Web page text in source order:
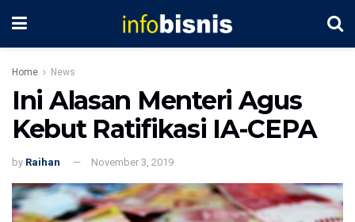
Home News
Ini Alasan Menteri Agus
Kebut Ratifikasi IA-CEPA
by Raihan November 3, 2019